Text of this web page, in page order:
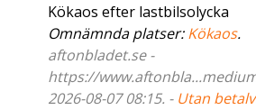
Kökaos efter lastbilsolycka
Omnämnda platser:Kökaos.
aftonbladet.se -
https://
2026-08-07 08:15. - Utan